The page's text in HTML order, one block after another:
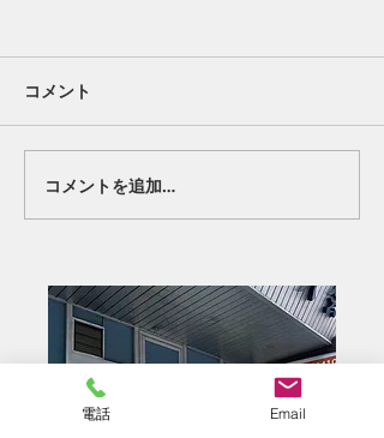
好転反応②。
コメント
コメントを追加…
電話 Email